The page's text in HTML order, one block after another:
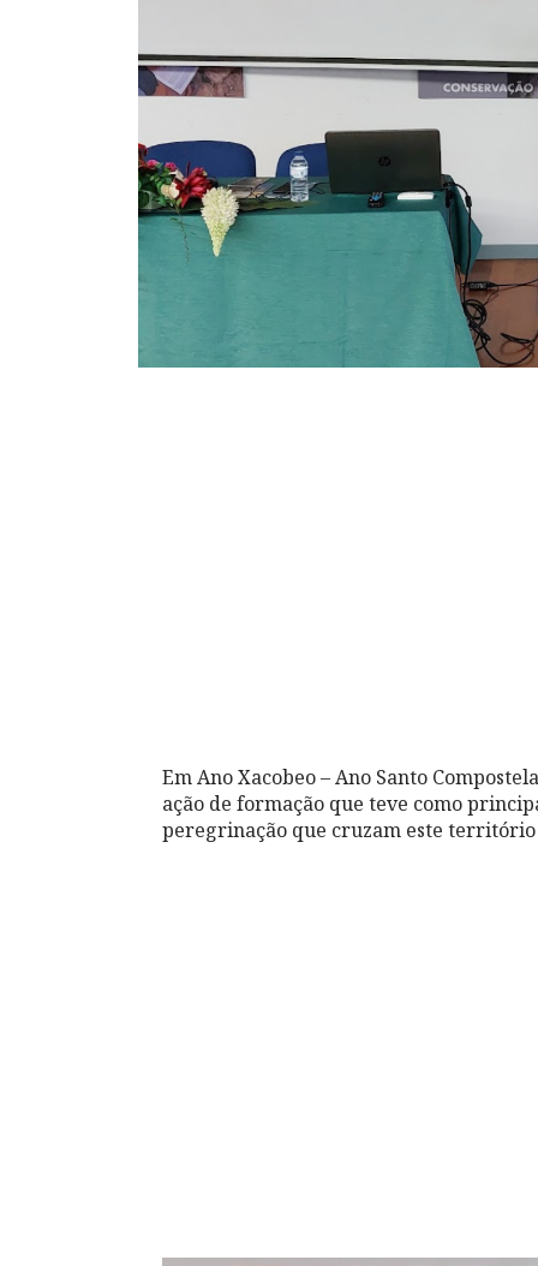
Em Ano Xacobeo – Ano Santo
ação de formação que teve como
peregrinação que cruzam este território